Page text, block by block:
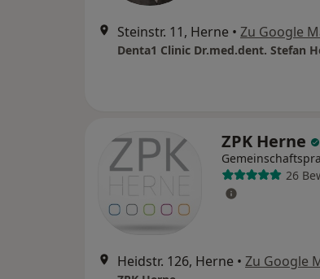
Steinstr. 11, Herne • Zu Google
Denta1 Clinic Dr.med.dent. Stefan
ZPK Herne
26
Heidstr. 126, Herne • Zu Google